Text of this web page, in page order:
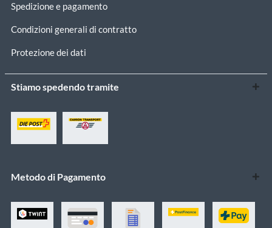
Spedizione e pagamento
Condizioni generali di contratto
Protezione dei dati
Stiamo spedendo tramite
Metodo di Pagamento